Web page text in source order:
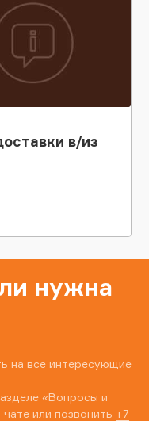
в/из
нужна
на все интересующие
«Вопросы и
или позвонить +7